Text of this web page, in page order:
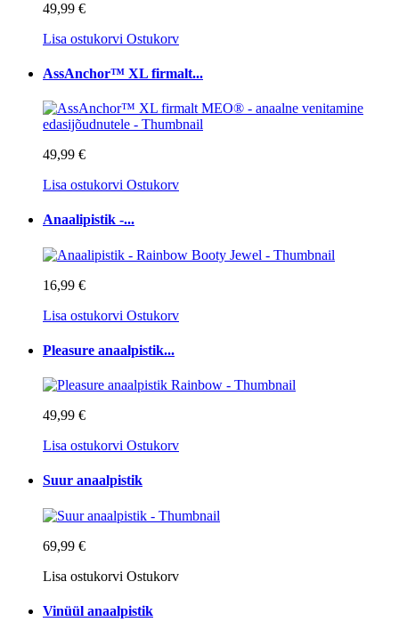
49,99 €
Lisa ostukorvi Ostukorv
AssAnchor™ XL firmalt...
49,99 €
Lisa ostukorvi Ostukorv
Anaalipistik -...
16,99 €
Lisa ostukorvi Ostukorv
Pleasure anaalpistik...
49,99 €
Lisa ostukorvi Ostukorv
Suur anaalpistik
69,99 €
Lisa ostukorvi Ostukorv
Vinüül anaalpistik